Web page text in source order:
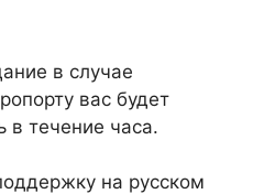
в случае
вас будет
в течение часа.
на русском